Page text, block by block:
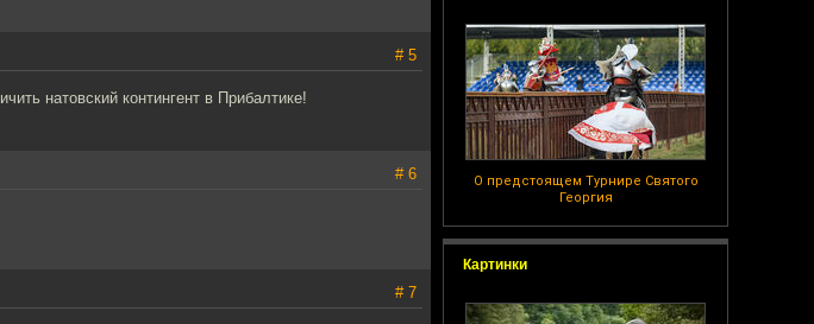
О предстоящем Турнире Святого
Георгия
Картинки
# 5
натовский контингент в Прибалтике!
# 6
# 7